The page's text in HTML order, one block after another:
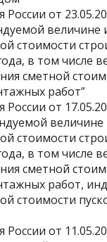
от
величине
стоимости
в том числе
сметной
работ”
от
величине
стоимости
в том числе
сметной
работ,
стоимости
от